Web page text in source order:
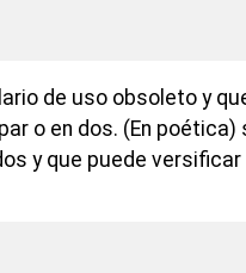
de uso obsoleto y
o en dos. (En poética)
y que puede versificar